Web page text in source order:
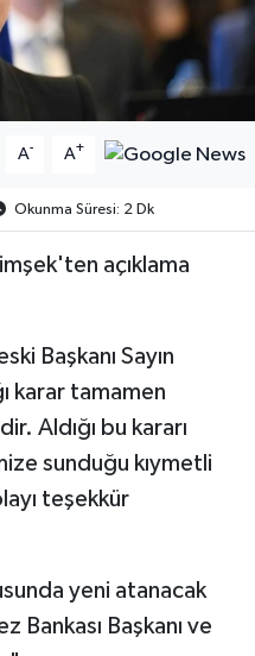
A- A+
Okunma Süresi: 2 Dk
açıklama
Başkanı Sayın
karar tamamen
Aldığı bu kararı
sunduğu kıymetli
teşekkür
yeni atanacak
Bankası Başkanı ve